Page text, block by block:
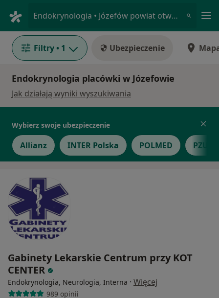
Endokrynologia • Józefów powiat otwocki , mazowieckie
Filtry • 1 Ubezpieczenie
Endokrynologia placówki w Józefowie
Jak działają wyniki wyszukiwania
Wybierz swoje ubezpieczenie
Allianz INTER Polska POLMED PZU
Gabinety Lekarskie Centrum przy KOT
CENTER
Endokrynologia, Neurologia, Interna · Więcej
989 opinii